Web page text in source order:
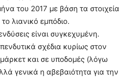
του 2017 με βάση τα στοιχεία
λιανικό εμπόδιο.
είναι συγκεχυμένη.
σχέδια κυρίως στον
και σε υποδομές (λόγω
γενικά η αβεβαιότητα για την